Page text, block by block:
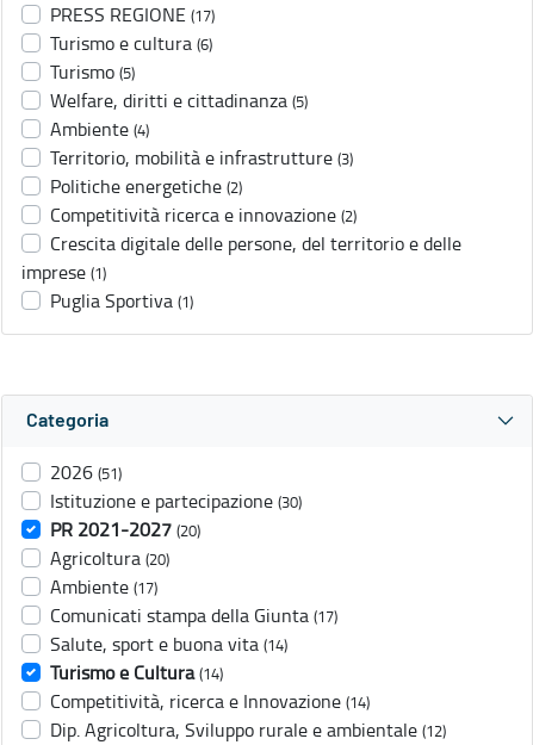
PRESS REGIONE (17)
Turismo e cultura (6)
Turismo (5)
Welfare, diritti e cittadinanza (5)
Ambiente (4)
Territorio, mobilità e infrastrutture (3)
Politiche energetiche (2)
Competitività ricerca e innovazione (2)
Crescita digitale delle persone, del territorio e delle
imprese (1)
Puglia Sportiva (1)
Categoria
2026 (51)
Istituzione e partecipazione (30)
PR 2021-2027 (20)
Agricoltura (20)
Ambiente (17)
Comunicati stampa della Giunta (17)
Salute, sport e buona vita (14)
Turismo e Cultura (14)
Competitività, ricerca e Innovazione (14)
Dip. Agricoltura, Sviluppo rurale e ambientale (12)